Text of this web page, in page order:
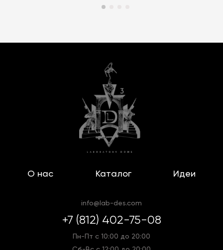
О нас Каталог Идеи
info@lab-des.com
+7 (812) 402-75-08
Пн-Пт с 10:00 до 20:00